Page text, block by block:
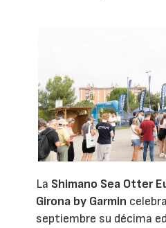
La Shimano Sea Otter
Girona by Garmin
septiembre su décima